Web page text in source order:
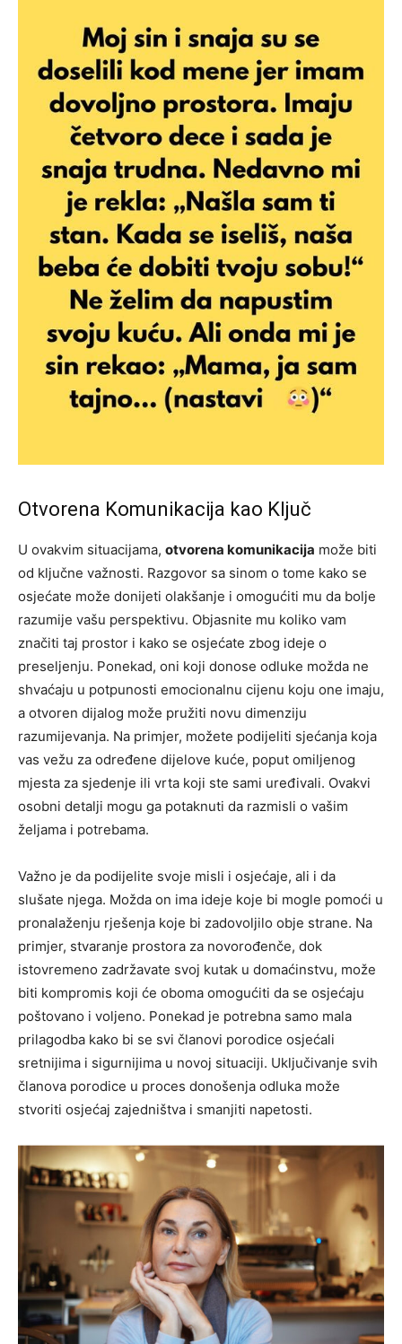
Otvorena Komunikacija kao Ključ
U ovakvim situacijama, otvorena komunikacija može biti
od ključne važnosti. Razgovor sa sinom o tome kako se
osjećate može donijeti olakšanje i omogućiti mu da bolje
razumije vašu perspektivu. Objasnite mu koliko vam
značiti taj prostor i kako se osjećate zbog ideje o
preseljenju. Ponekad, oni koji donose odluke možda ne
shvaćaju u potpunosti emocionalnu cijenu koju one imaju,
a otvoren dijalog može pružiti novu dimenziju
razumijevanja. Na primjer, možete podijeliti sjećanja koja
vas vežu za određene dijelove kuće, poput omiljenog
mjesta za sjedenje ili vrta koji ste sami uređivali. Ovakvi
osobni detalji mogu ga potaknuti da razmisli o vašim
željama i potrebama.
Važno je da podijelite svoje misli i osjećaje, ali i da
slušate njega. Možda on ima ideje koje bi mogle pomoći u
pronalaženju rješenja koje bi zadovoljilo obje strane. Na
primjer, stvaranje prostora za novorođenče, dok
istovremeno zadržavate svoj kutak u domaćinstvu, može
biti kompromis koji će oboma omogućiti da se osjećaju
poštovano i voljeno. Ponekad je potrebna samo mala
prilagodba kako bi se svi članovi porodice osjećali
sretnijima i sigurnijima u novoj situaciji. Uključivanje svih
članova porodice u proces donošenja odluka može
stvoriti osjećaj zajedništva i smanjiti napetosti.